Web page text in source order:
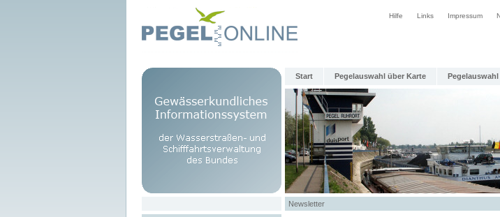
Hilfe Links Impressum
Start Pegelauswahl über Karte
Newsletter